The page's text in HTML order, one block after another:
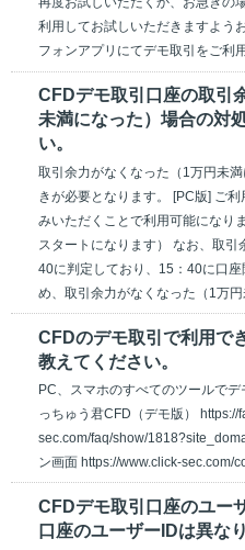
利用してお試しいただきますよう
フォンアプリにてデモ取引をご利
CFDデモ取引口座の取引
未満になった）場合の対
い。
取引余力がなくなった（1万円未
きが必要となります。 [PC版] ご
みいただくことで利用可能になり
スタートになります） なお、取引
40に判定しており、15：40に口
め、取引余力がなくなった（1万円
CFDのデモ取引で利用で
教えてください。
PC、スマホのすべてのツールで
っちゅう君CFD（デモ版） https://
sec.com/faq/show/
ン画面 https://www.click-sec.com/
CFDデモ取引口座のユー
口座のユーザーIDは異な